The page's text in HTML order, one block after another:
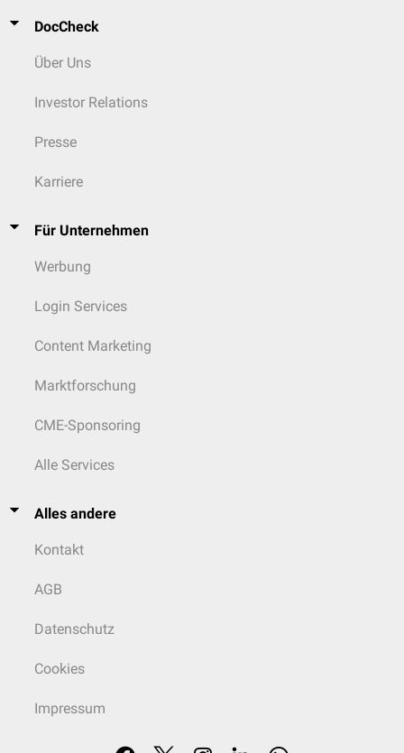
DocCheck
Über Uns
Investor Relations
Presse
Karriere
Für Unternehmen
Werbung
Login Services
Content Marketing
Marktforschung
CME-Sponsoring
Alle Services
Alles andere
Kontakt
AGB
Datenschutz
Cookies
Impressum